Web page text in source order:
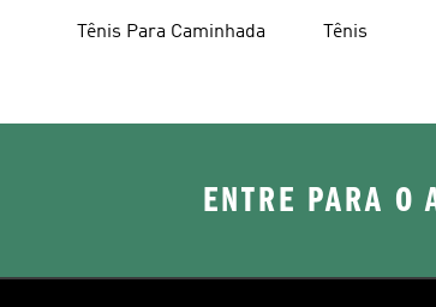
Tênis Para Caminhada Tênis
ENTRE PARA O